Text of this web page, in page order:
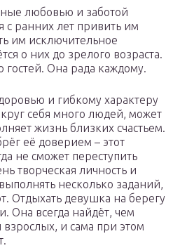
любовью и заботой
с ранних лет привить им
им исключительное
о них до зрелого возраста.
гостей. Она рада каждому.
и гибкому характеру
себя много людей, может
жизнь близких счастьем.
её доверием – этот
не сможет переступить
творческая личность и
несколько заданий,
Отдыхать девушка на берегу
Она всегда найдёт, чем
взрослых, и сама при этом